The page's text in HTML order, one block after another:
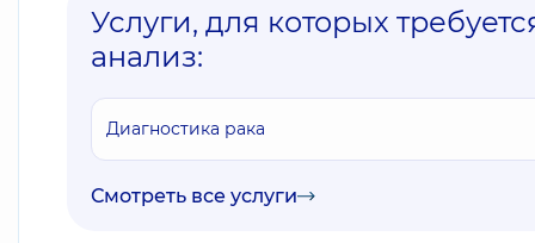
Услуги, для которых
анализ:
Диагностика рака
Смотреть все услуги